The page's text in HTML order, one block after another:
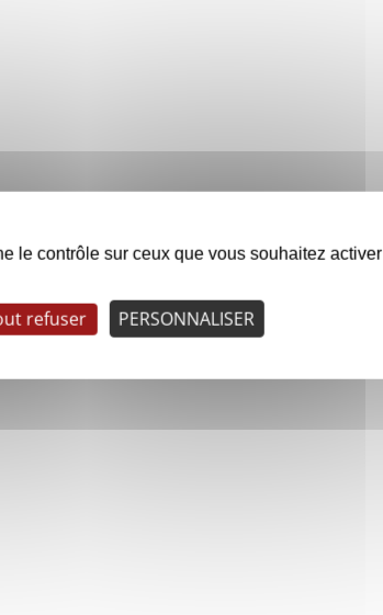
le contrôle sur ceux que vous souhaitez activer
refuser PERSONNALISER